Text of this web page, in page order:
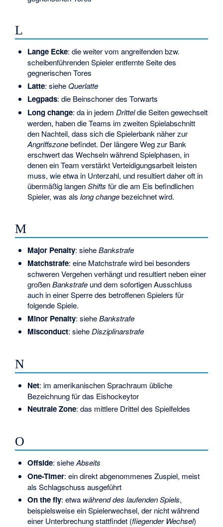
L
Lange Ecke: die weiter vom angreifenden bzw.
scheibenführenden Spieler entfernte Seite des
gegnerischen Tores
Latte: sieheQuerlatte
Legpads: die Beinschoner des Torwarts
Long change: da in jedem Dritteldie Seiten gewechselt
werden, haben die Teams im zweiten Spielabschnitt
den Nachteil, dass sich die Spielerbank näher zur
Angriffszonebefindet. Der längere Weg zur Bank
erschwert das Wechseln während Spielphasen, in
denen ein Team verstärkt Verteidigungsarbeit leisten
muss, wie etwa in Unterzahl, und resultiert daher oft in
übermäßig langenShifts für die am Eis befindlichen
Spieler, was als long changebezeichnet wird.
M
Major Penalty: sieheBankstrafe
Matchstrafe: eine Matchstrafe wird bei besonders
schweren Vergehen verhängt und resultiert neben einer
großenBankstrafeund dem sofortigen Ausschluss
auch in einer Sperre des betroffenen Spielers für
folgende Spiele.
Minor Penalty: sieheBankstrafe
Misconduct: sieheDisziplinarstrafe
N
Net: im amerikanischen Sprachraum übliche
Bezeichnung für das Eishockeytor
Neutrale Zone: das mittlere Drittel des Spielfeldes
O
Offside: sieheAbseits
One-Timer: ein direkt abgenommenes Zuspiel, meist
als Schlagschuss ausgeführt
On the fly: etwa während des laufenden Spiels,
beispielsweise ein Spielerwechsel, der nicht während
einer Unterbrechung stattfindet (fliegender Wechsel)